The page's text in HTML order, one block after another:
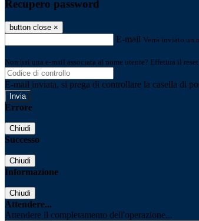
Recupero password
button close ×
E-mail Verrà inviato un
Non hai una e-mail associata al nome utente? Effettua il
E-mail inviata, si prega di controllare la casella di
Errore
Chiudi
Successo
Chiudi
Informazione
Chiudi
Attendere...
Attendere il completamento dell'operazione...